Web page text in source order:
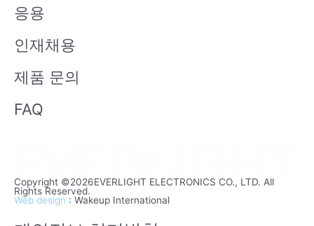
응용
인재채용
제품 문의
FAQ
Copyright ©2026EVERLIGHT ELECTRONICS CO., LTD. All
Rights Reserved.
Web design : Wakeup International